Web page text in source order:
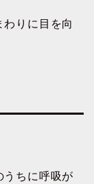
りに目を向
うちに呼吸が